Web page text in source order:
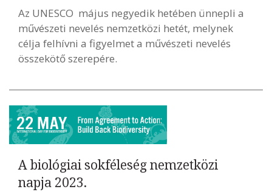
Az UNESCO május negyedik hetében ünnepli a
művészeti nevelés nemzetközi hetét, melynek
célja felhívni a figyelmet a művészeti nevelés
összekötő szerepére.
A biológiai sokféleség nemzetközi
napja 2023.